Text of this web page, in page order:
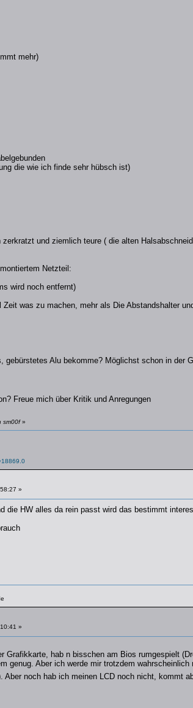
mehr)
die wie ich finde sehr hübsch ist)
und ziemlich teure ( die alten
Netzteil:
wird noch entfernt)
was zu machen, mehr als Die Abstandshalter
gebürstetes Alu bekomme? Möglichst schon in der
Freue mich über Kritik und Anregungen
sm00f»
»
die HW alles da rein passt wird das bestimmt
»
Grafikkarte, hab n bisschen am Bios rumgespielt
genug. Aber ich werde mir trotzdem wahrscheinlich
Aber noch hab ich meinen LCD noch nicht, kommt